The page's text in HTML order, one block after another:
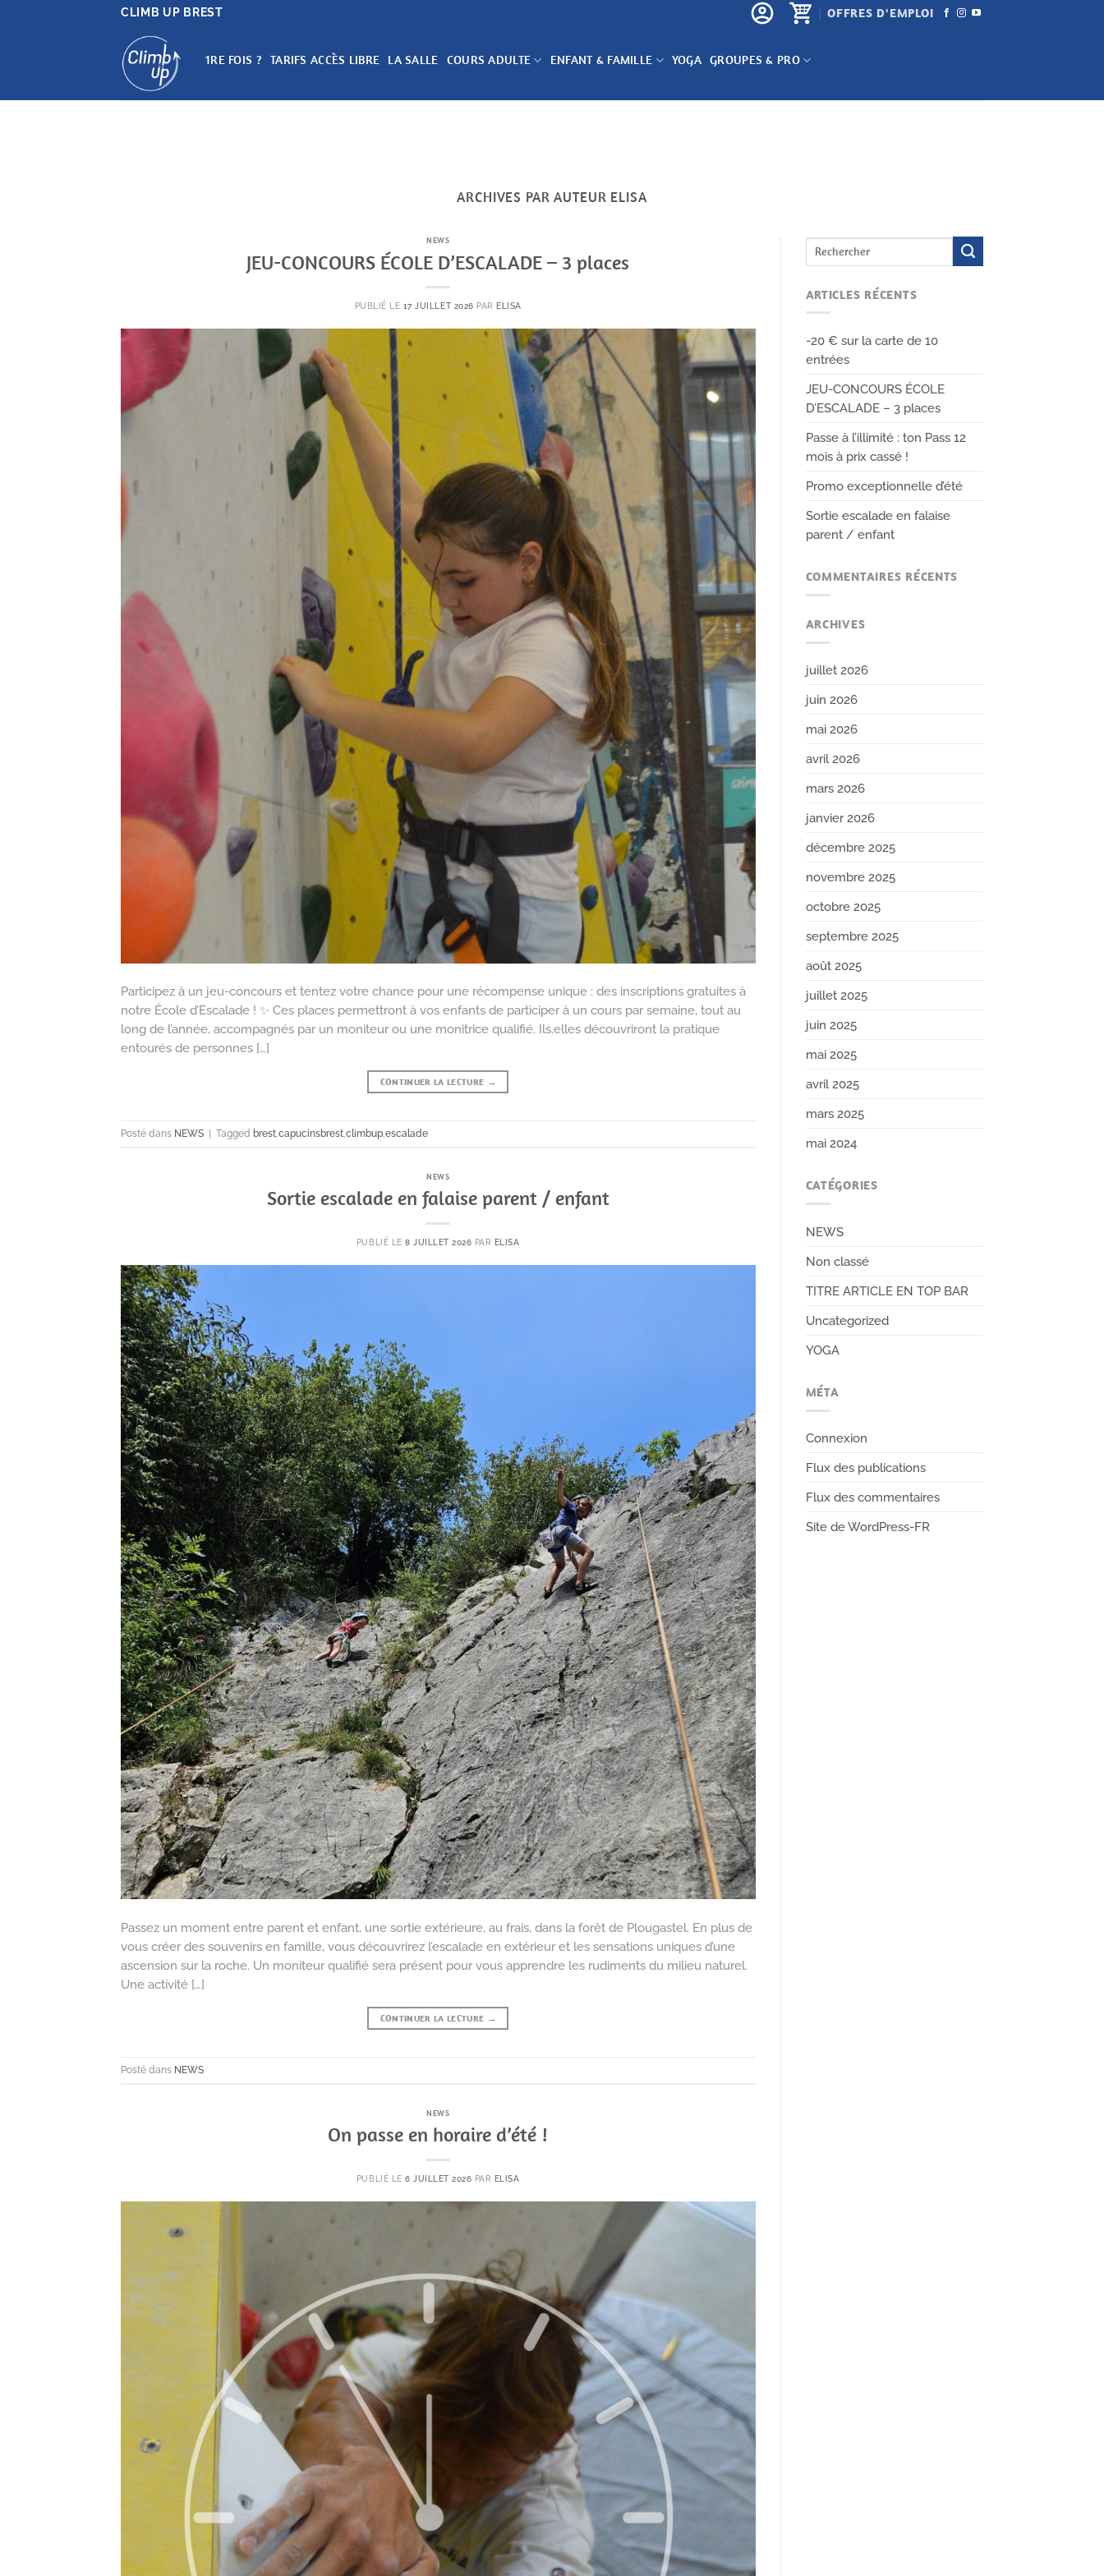
CLIMB UP BREST OFFRES D'EMPLOI
1RE FOIS ? TARIFS ACCÈS LIBRE LA SALLE COURS ADULTE ENFANT & FAMILLE YOGA GROUPES & PRO
ARCHIVES PAR AUTEUR ELISA
NEWS
JEU-CONCOURS ÉCOLE D’ESCALADE – 3 places
PUBLIÉ LE 17 JUILLET 2026 PARELISA
Participez à un jeu-concours et tentez votre chance pour une récompense unique : des inscriptions gratuites à
notre École d’Escalade ! ✨ Ces places permettront à vos enfants de participer à un cours par semaine, tout au
long de l’année, accompagnés par un moniteur ou une monitrice qualifié. Ils.elles découvriront la pratique
entourés de personnes […]
CONTINUER LA LECTURE →
Posté dans NEWS Tagged brest,capucinsbrest,climbup,escalade
NEWS
Sortie escalade en falaise parent / enfant
PUBLIÉ LE8 JUILLET 2026 PAR ELISA
Passez un moment entre parent et enfant, une sortie extérieure, au frais, dans la forêt de Plougastel. En plus de
vous créer des souvenirs en famille, vous découvrirez l’escalade en extérieur et les sensations uniques d’une
ascension sur la roche. Un moniteur qualifié sera présent pour vous apprendre les rudiments du milieu naturel.
Une activité […]
CONTINUER LA LECTURE →
Posté dans NEWS
NEWS
On passe en horaire d’été !
PUBLIÉ LE6 JUILLET 2026 PAR ELISA
ARTICLES RÉCENTS
-20 € sur la carte de 10
entrées
JEU-CONCOURS ÉCOLE
D’ESCALADE – 3 places
Passe à l’illimité : ton Pass 12
mois à prix cassé !
Promo exceptionnelle d’été
Sortie escalade en falaise
parent / enfant
COMMENTAIRES RÉCENTS
ARCHIVES
juillet 2026
juin 2026
mai 2026
avril 2026
mars 2026
janvier 2026
décembre 2025
novembre 2025
octobre 2025
septembre 2025
août 2025
juillet 2025
juin 2025
mai 2025
avril 2025
mars 2025
mai 2024
CATÉGORIES
NEWS
Non classé
TITRE ARTICLE EN TOP BAR
Uncategorized
YOGA
MÉTA
Connexion
Flux des publications
Flux des commentaires
Site de WordPress-FR